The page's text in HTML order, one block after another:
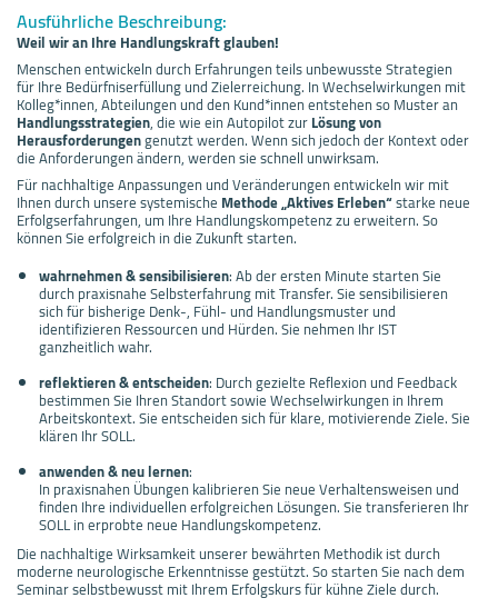
Ausführliche Beschreibung:
Weil wir an Ihre Handlungskraft glauben!
Menschen entwickeln durch Erfahrungen teils unbewusste Strategien
für Ihre Bedürfniserfüllung und Zielerreichung. In Wechselwirkungen mit
Kolleg*innen, Abteilungen und den Kund*innen entstehen so Muster an
Handlungsstrategien, die wie ein Autopilot zurLösung von
Herausforderungengenutzt werden. Wenn sich jedoch der Kontext oder
die Anforderungen ändern, werden sie schnell unwirksam.
Für nachhaltige Anpassungen und Veränderungen entwickeln wir mit
Ihnen durch unsere systemische Methode „Aktives Erleben“starke neue
Erfolgserfahrungen, um Ihre Handlungskompetenz zu erweitern. So
können Sie erfolgreich in die Zukunft starten.
wahrnehmen & sensibilisieren: Ab der ersten Minute starten Sie
durch praxisnahe Selbsterfahrung mit Transfer. Sie sensibilisieren
sich für bisherige Denk-, Fühl- und Handlungsmuster und
identifizieren Ressourcen und Hürden. Sie nehmen Ihr IST
ganzheitlich wahr.
reflektieren & entscheiden: Durch gezielte Reflexion und Feedback
bestimmen Sie Ihren Standort sowie Wechselwirkungen in Ihrem
Arbeitskontext. Sie entscheiden sich für klare, motivierende Ziele. Sie
klären Ihr SOLL.
anwenden & neu lernen:
In praxisnahen Übungen kalibrieren Sie neue Verhaltensweisen und
finden Ihre individuellen erfolgreichen Lösungen. Sie transferieren Ihr
SOLL in erprobte neue Handlungskompetenz.
Die nachhaltige Wirksamkeit unserer bewährten Methodik ist durch
moderne neurologische Erkenntnisse gestützt. So starten Sie nach dem
Seminar selbstbewusst mit Ihrem Erfolgskurs für kühne Ziele durch.